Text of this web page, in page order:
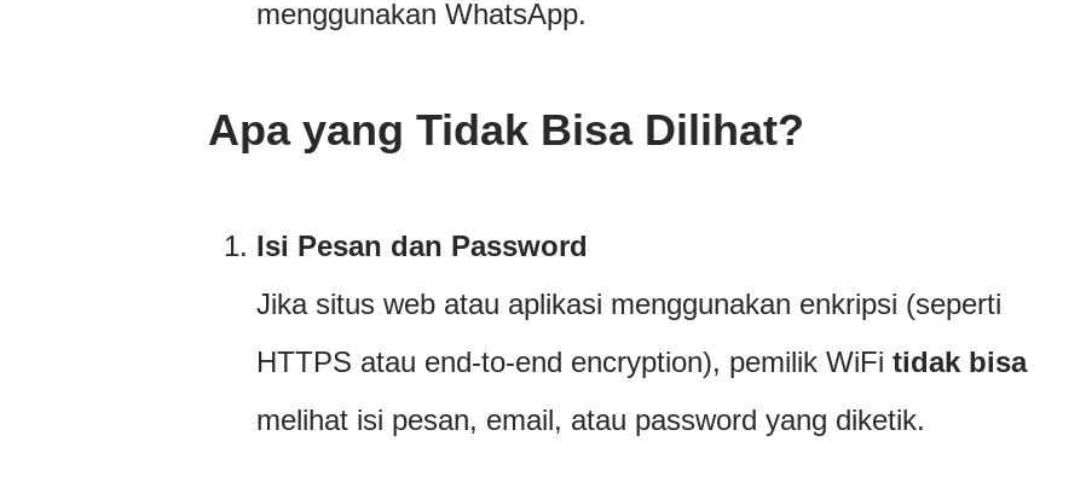
menggunakan WhatsApp.
Apa yang Tidak Bisa Dilihat?
Isi Pesan dan Password
Jika situs web atau aplikasi menggunakan enkripsi (seperti
HTTPS atau end-to-end encryption), pemilik WiFi tidak bisa
melihat isi pesan, email, atau password yang diketik.